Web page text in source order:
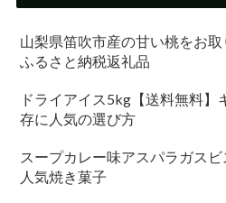
山梨県笛吹市産の甘い桃をお取
ふるさと納税返礼品
ドライアイス5kg【送料無料】
存に人気の選び方
スープカレー味アスパラガス
人気焼き菓子